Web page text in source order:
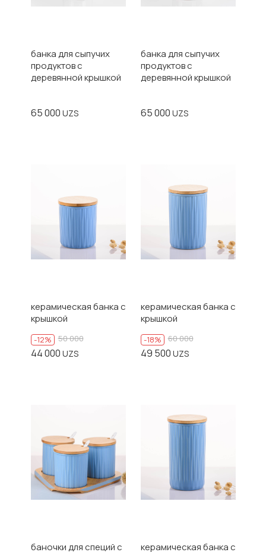
банка для сыпучих
продуктов с
деревянной крышкой
65 000 UZS
банка для сыпучих
продуктов с
деревянной крышкой
65 000 UZS
керамическая банка с
крышкой
-12% 50 000
44 000 UZS
керамическая банка с
крышкой
-18% 60 000
49 500 UZS
баночки для специй с керамическая банка с